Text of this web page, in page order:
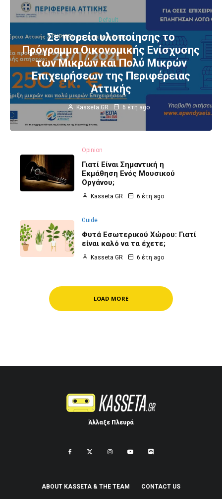
Default
Σε πορεία υλοποίησης το
Πρόγραμμα Οικονομικής Ενίσχυσης
των Μικρών και Πολύ Μικρών
Επιχειρήσεων της Περιφέρειας
Αττικής
Kasseta GR 6 έτη ago
Opinion
Γιατί Είναι Σημαντική η
Εκμάθηση Ενός Μουσικού
Οργάνου;
Kasseta GR 6 έτη ago
Guide
Φυτά Εσωτερικού Χώρου: Γιατί
είναι καλό να τα έχετε;
Kasseta GR 6 έτη ago
LOAD MORE
Άλλαξε Πλευρά
ABOUT KASSETA & THE TEAM CONTACT US